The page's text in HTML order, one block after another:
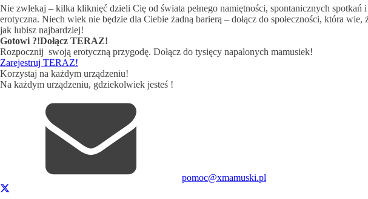
Nie zwlekaj – kilka kliknięć dzieli Cię od świata pełnego namiętności, spontanicznych
erotyczna. Niech wiek nie będzie dla Ciebie żadną barierą – dołącz do społeczności, która
jak lubisz najbardziej!
Gotowi ?!Dołącz TERAZ!
Rozpocznij swoją erotyczną przygodę. Dołącz do tysięcy napalonych mamusiek!
Zarejestruj TERAZ!
Korzystaj na każdym urządzeniu!
Na każdym urządzeniu, gdziekolwiek jesteś !
pomoc@xmamuski.pl